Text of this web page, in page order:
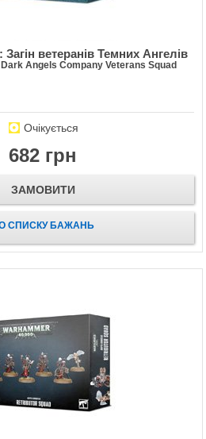
ветеранів Темних Ангелів
Angels Company Veterans Squad
Очікується
682 грн
ЗАМОВИТИ
СПИСКУ БАЖАНЬ